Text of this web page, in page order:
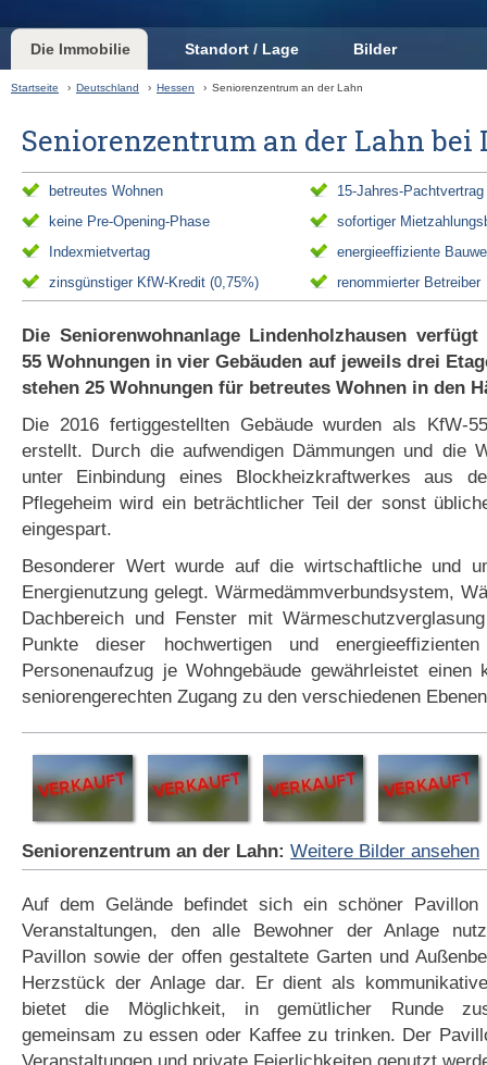
Die Immobilie Standort / Lage Bilder
Startseite › Deutschland › Hessen › Seniorenzentrum an der Lahn
Seniorenzentrum an der Lahn bei
betreutes Wohnen
15-Jahres-Pachtvertrag
keine Pre-Opening-Phase
sofortiger
Indexmietvertag
energieeffiziente
zinsgünstiger KfW-Kredit (0,75%)
renommierter Betreiber
Die Seniorenwohnanlage Lindenholzhausen
55 Wohnungen in vier Gebäuden auf jeweils drei
stehen 25 Wohnungen für betreutes Wohnen in den
Die 2016 fertiggestellten Gebäude wurden als KfW-
erstellt. Durch die aufwendigen Dämmungen und die
unter Einbindung eines Blockheizkraftwerkes aus
Pflegeheim wird ein beträchtlicher Teil der sonst
eingespart.
Besonderer Wert wurde auf die wirtschaftliche und
Energienutzung gelegt. Wärmedämmverbundsystem,
Dachbereich und Fenster mit
Punkte dieser hochwertigen und
Personenaufzug je Wohngebäude gewährleistet einen
seniorengerechten Zugang zu den verschiedenen
Seniorenzentrum an der Lahn: Weitere Bilder ansehen
Auf dem Gelände befindet sich ein schöner Pavillon
Veranstaltungen, den alle Bewohner der Anlage
Pavillon sowie der offen gestaltete Garten und
Herzstück der Anlage dar. Er dient als
bietet die Möglichkeit, in gemütlicher Runde
gemeinsam zu essen oder Kaffee zu trinken. Der